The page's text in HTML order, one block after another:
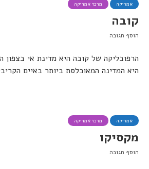
אמריקה מרכז אמריקה
קובה
הוסף תגובה
הרפובליקה של קובה היא מדינת אי בצפון
היא המדינה המאוכלסת ביותר באיים
אמריקה מרכז אמריקה
מקסיקו
הוסף תגובה